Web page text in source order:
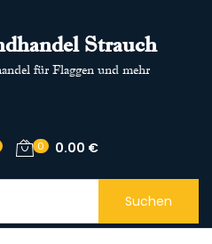
Strauch
für Flaggen und mehr
0 0.00 €
Suchen